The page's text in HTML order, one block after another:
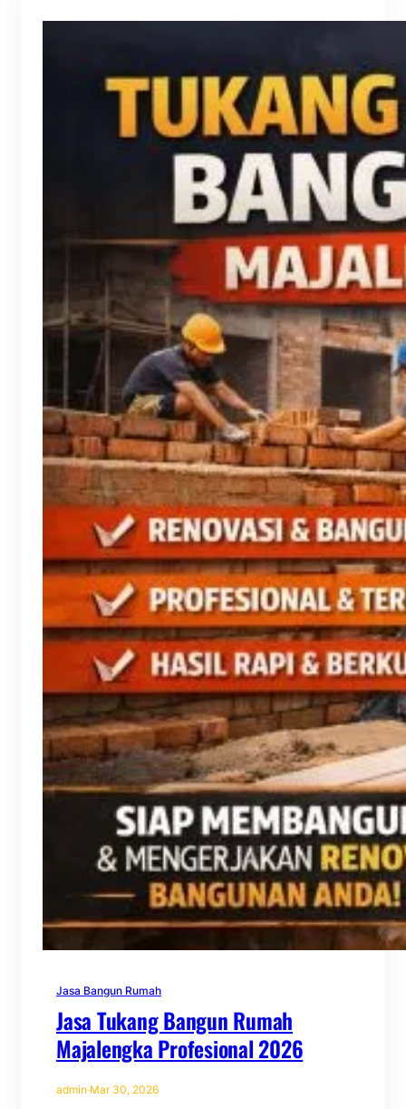
Jasa Bangun Rumah
Jasa Tukang Bangun Rumah
Majalengka Profesional 2026
admin·Mar 30, 2026